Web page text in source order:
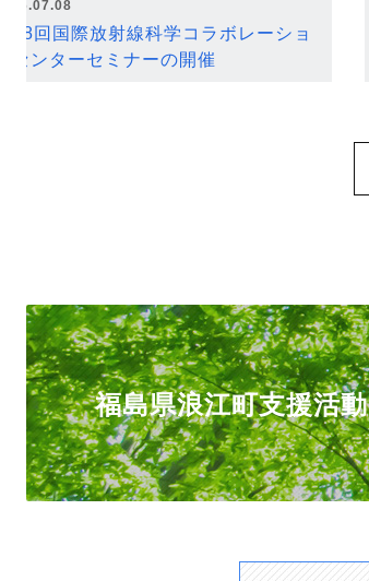
2026.07.08
第18回国際放射線科学コラボレーショ
ンセンターセミナーの開催
福島県浪江町支援活動